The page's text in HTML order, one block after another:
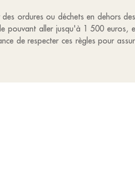
ordures ou déchets en dehors
pouvant aller jusqu'à 1 500 euros,
de respecter ces règles pour